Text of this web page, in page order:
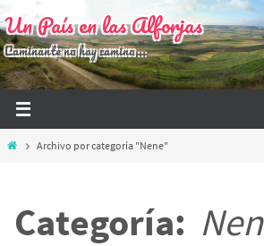
Ir
al
contenido
Un País en las Alforjas
Caminante no hay camino...
InicioArchivo por categoría "Nene"
Categoría: